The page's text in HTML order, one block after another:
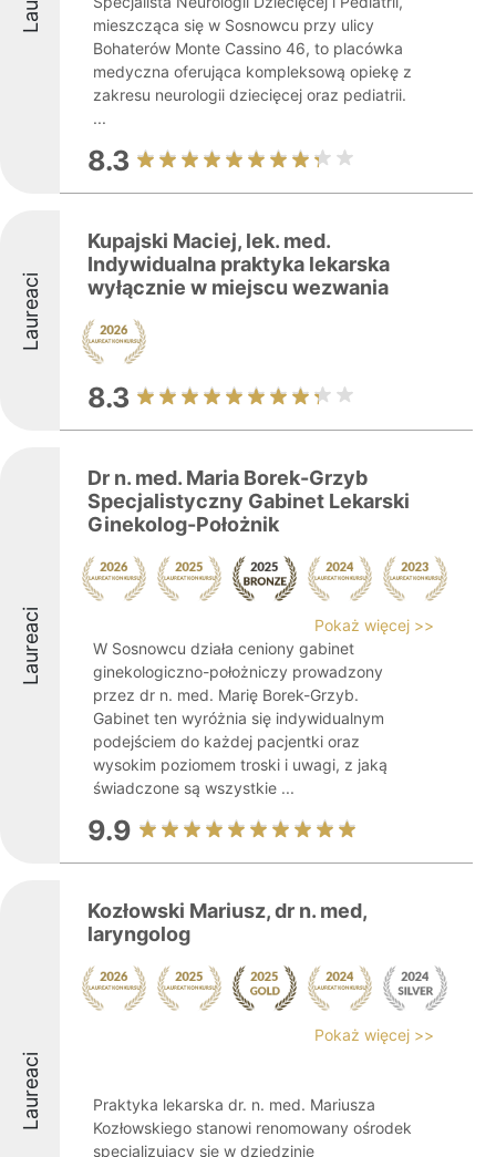
mieszcząca się w Sosnowcu przy ulicy
Bohaterów Monte Cassino 46, to placówka
medyczna oferująca kompleksową opiekę z
zakresu neurologii dziecięcej oraz pediatrii.
...
8.3
Laureaci
Kupajski Maciej, lek. med.
Indywidualna praktyka lekarska
wyłącznie w miejscu wezwania
8.3
Laureaci
Dr n. med. Maria Borek-Grzyb
Specjalistyczny Gabinet Lekarski
Ginekolog-Położnik
Pokaż więcej >>
W Sosnowcu działa ceniony gabinet
ginekologiczno-położniczy prowadzony
przez dr n. med. Marię Borek-Grzyb.
Gabinet ten wyróżnia się indywidualnym
podejściem do każdej pacjentki oraz
wysokim poziomem troski i uwagi, z jaką
świadczone są wszystkie ...
9.9
Laureaci
Kozłowski Mariusz, dr n. med,
laryngolog
Pokaż więcej >>
Praktyka lekarska dr. n. med. Mariusza
Kozłowskiego stanowi renomowany ośrodek
specjalizujący się w dziedzinie